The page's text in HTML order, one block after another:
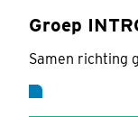
Groep
Samen richting